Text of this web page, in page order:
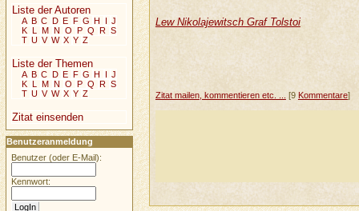
Lew Nikolajewitsch Graf Tolstoi
Zitat mailen, kommentieren etc. ... [9 Kommentare]
Liste der Autoren
A B C D E F G H I J
K L M N O P Q R S
T U V W X Y Z
Liste der Themen
A B C D E F G H I J
K L M N O P Q R S
T U V W X Y Z
Zitat einsenden
Benutzeranmeldung
Benutzer (oder E-Mail):
Kennwort: